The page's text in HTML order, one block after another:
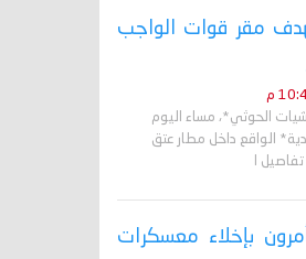
مقر قوات الواجب
الحوثي*، مساء اليوم
الواقع داخل مطار عتق
ا
بإخلاء معسكرات